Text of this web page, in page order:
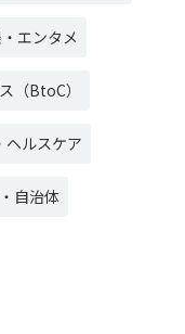
エンタメ
（BtoC）
ヘルスケア
自治体